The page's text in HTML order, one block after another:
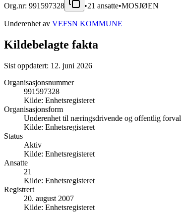
Org.nr: 991597328 •21 ansatte•MOSJØEN
Underenhet av VEFSN KOMMUNE
Kildebelagte fakta
Sist oppdatert: 12. juni 2026
Organisasjonsnummer
991597328
Kilde: Enhetsregisteret
Organisasjonsform
Underenhet til næringsdrivende og offentlig
Kilde: Enhetsregisteret
Status
Aktiv
Kilde: Enhetsregisteret
Ansatte
21
Kilde: Enhetsregisteret
Registrert
20. august 2007
Kilde: Enhetsregisteret